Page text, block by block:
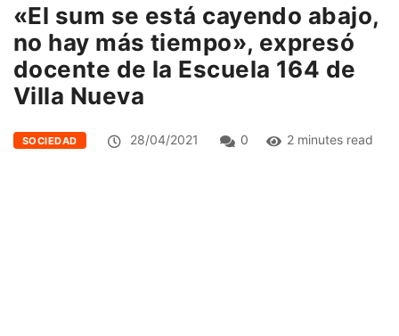
«El sum se está cayendo abajo,
no hay más tiempo», expresó
docente de la Escuela 164 de
Villa Nueva
SOCIEDAD 28/04/2021 0 2 minutes read